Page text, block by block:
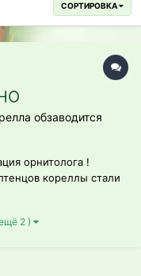
СОРТИРОВКА
обзаводится
орнитолога !
кореллы стали
согласно
в норме, все
2 )